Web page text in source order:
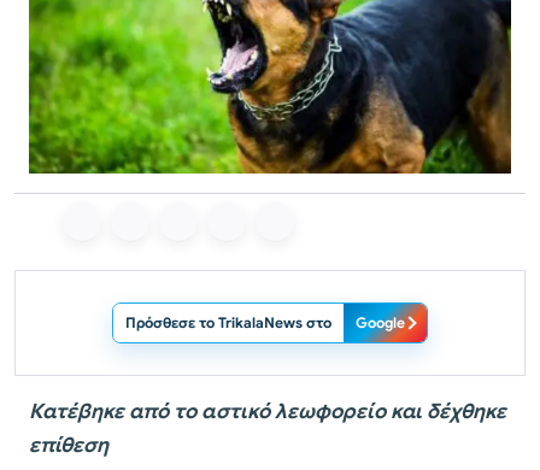
Πρόσθεσε το TrikalaNews στο Google
Κατέβηκε από το αστικό λεωφορείο και δέχθηκε
επίθεση